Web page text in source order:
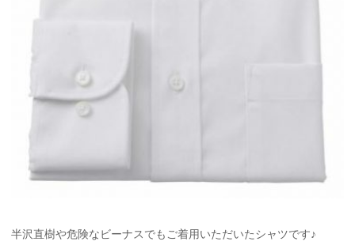
半沢直樹や危険なビーナスでもご着用いただいたシャツです♪